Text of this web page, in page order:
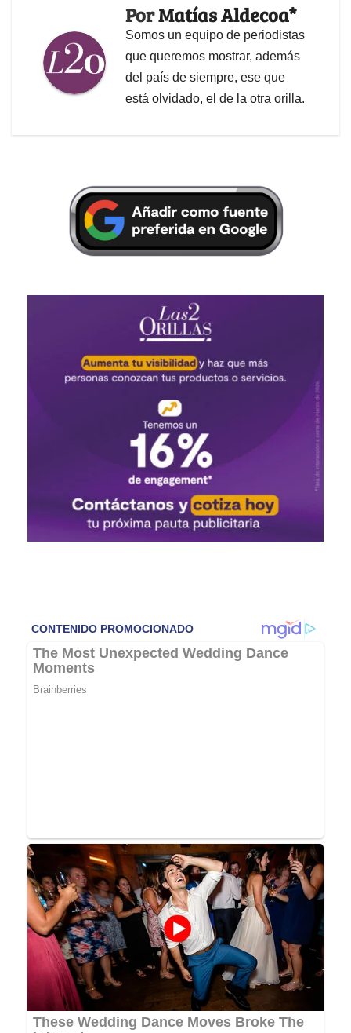
PorMatías Aldecoa*
Somos un equipo de periodistas
que queremos mostrar, además
del país de siempre, ese que
está olvidado, el de la otra orilla.